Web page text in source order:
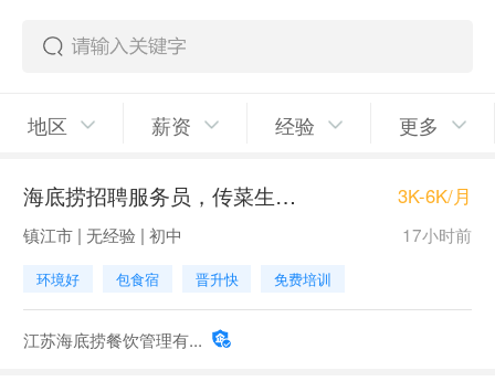
地区 薪资 经验 更多
海底捞招聘服务员，传菜生3200-6000 3K-6K/月
镇江市 | 无经验 | 初中 17小时前
环境好 包食宿 晋升快 免费培训
江苏海底捞餐饮管理有...